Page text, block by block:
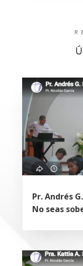
Pr. Andrés
No seas